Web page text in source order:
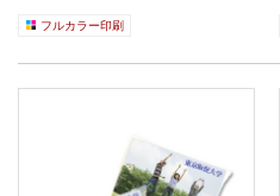
フルカラー印刷